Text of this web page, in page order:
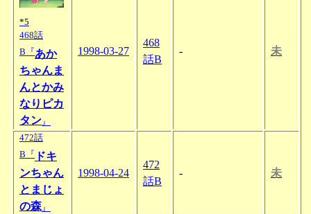
*5
468話
B『あか
ちゃんま
んとかみ
なりピカ
タン 』
1998-03-27
468
話B
- 未
472話
B『 ドキ
ンちゃん
とまじょ
の森』
1998-04-24
472
話B
- 未